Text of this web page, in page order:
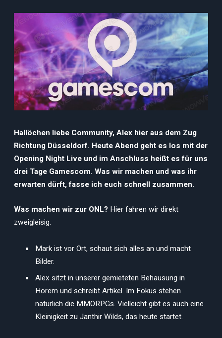
Hallöchen liebe Community, Alex hier aus dem Zug
Richtung Düsseldorf. Heute Abend geht es los mit der
Opening Night Live und im Anschluss heißt es für uns
drei Tage Gamescom. Was wir machen und was ihr
erwarten dürft, fasse ich euch schnell zusammen.
Was machen wir zur ONL? Hier fahren wir direkt
zweigleisig.
Mark ist vor Ort, schaut sich alles an und macht
Bilder.
Alex sitzt in unserer gemieteten Behausung in
Horem und schreibt Artikel. Im Fokus stehen
natürlich die MMORPGs. Vielleicht gibt es auch eine
Kleinigkeit zu Janthir Wilds, das heute startet.